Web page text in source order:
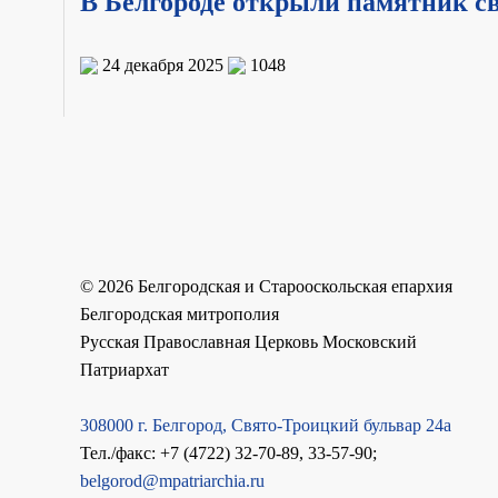
24 декабря 2025 1048
© 2026 Белгородская и Старооскольская епархия
Белгородская митрополия
Русская Православная Церковь Московский
Патриархат
308000 г. Белгород, Свято-Троицкий бульвар 24а
Тел./факс: +7 (4722) 32-70-89, 33-57-90;
belgorod@mpatriarchia.ru